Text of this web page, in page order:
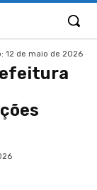
12 de maio de 2026